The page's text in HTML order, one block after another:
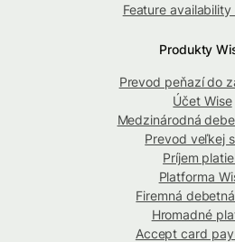
Feature
Produkty
Prevod peňazí do
Účet Wise
Medzinárodná
Prevod veľkej
Príjem
Platforma
Firemná
Hromadné
Accept card